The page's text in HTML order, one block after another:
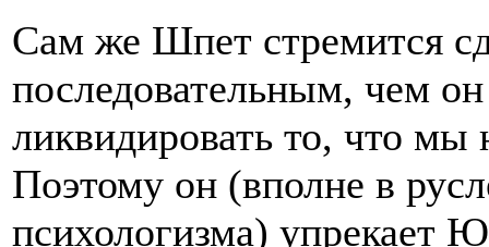
Сам же Шпет стремится
последовательным, чем
ликвидировать то, что мы
Поэтому он (вполне в
психологизма) упрекает